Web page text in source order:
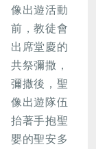
像出遊活動
前，教徒會
出席堂慶的
共祭彌撒，
彌撒後，聖
像出遊隊伍
抬著手抱聖
嬰的聖安多